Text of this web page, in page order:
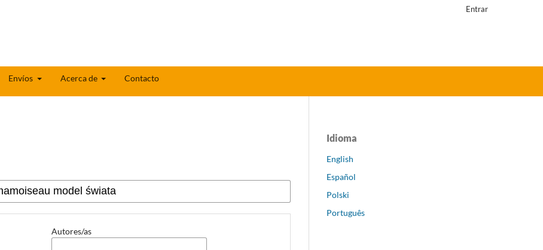
Envíos Acerca de Contacto
Entrar
Autores/as
Idioma
English
Español
Polski
Português